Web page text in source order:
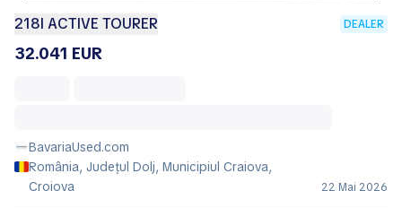
218I ACTIVE TOURER DEALER
32.041 EUR
BavariaUsed.com
România, Județul Dolj, Municipiul Craiova,
Croiova
22 Mai 2026